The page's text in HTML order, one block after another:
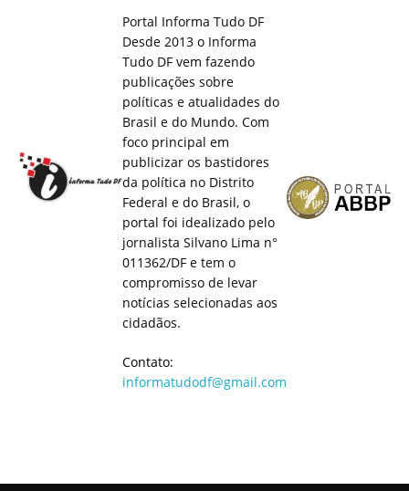
Portal Informa Tudo DF
Desde 2013 o Informa
Tudo DF vem fazendo
publicações sobre
políticas e atualidades do
Brasil e do Mundo. Com
foco principal em
publicizar os bastidores
da política no Distrito
Federal e do Brasil, o
portal foi idealizado pelo
jornalista Silvano Lima n°
011362/DF e tem o
compromisso de levar
notícias selecionadas aos
cidadãos.
Contato:
informatudodf@gmail.com